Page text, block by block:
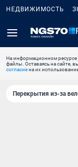
НЕДВИЖИМОСТЬ
На информационном ресурсе
файлы. Оставаясь на сайте,
согласиена их
Перекрытия из-за